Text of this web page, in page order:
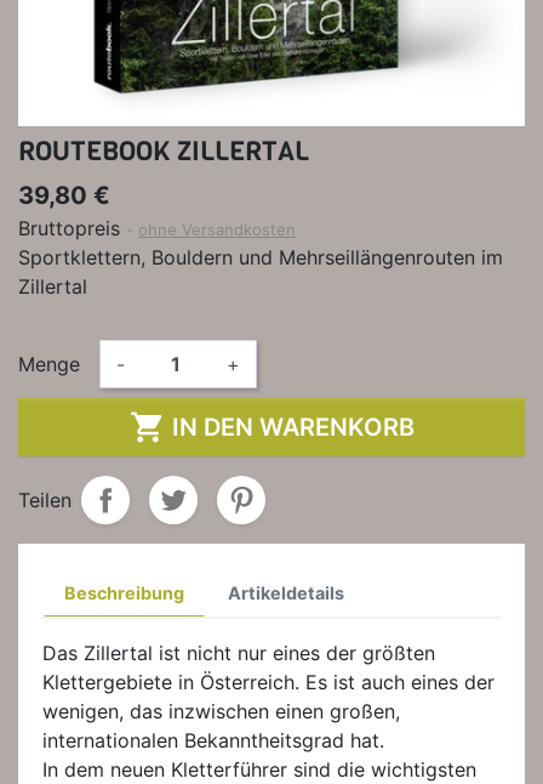
ROUTEBOOK ZILLERTAL
39,80 €
Bruttopreis ohne Versandkosten
Sportklettern, Bouldern und Mehrseillängenrouten im
Zillertal
Menge - +
 IN DEN WARENKORB
Teilen
Beschreibung Artikeldetails
Das Zillertal ist nicht nur eines der größten
Klettergebiete in Österreich. Es ist auch eines der
wenigen, das inzwischen einen großen,
internationalen Bekanntheitsgrad hat.
In dem neuen Kletterführer sind die wichtigsten